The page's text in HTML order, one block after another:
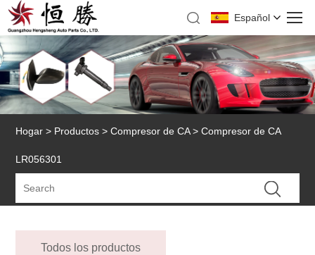
Español
Hogar > Productos >Compresor de CA> Compresor de CA
LR056301
Todos los productos